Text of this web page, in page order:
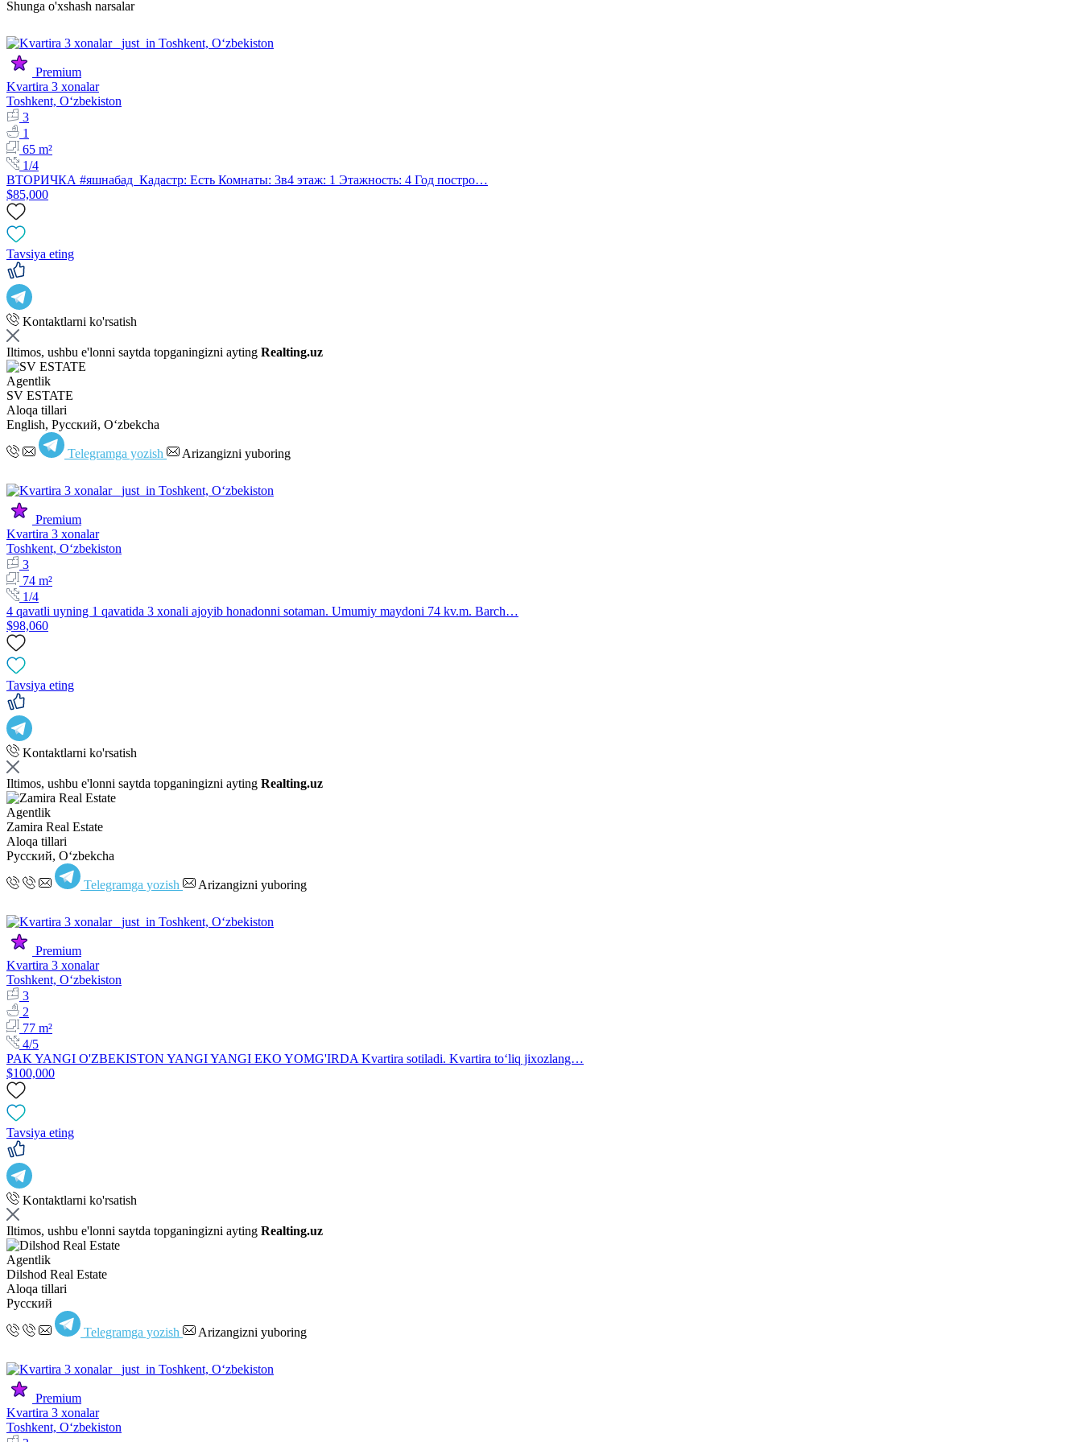
Shunga o'xshash narsalar
Premium
Kvartira 3 xonalar
Toshkent, Oʻzbekiston
3
1
65 m²
1/4
ВТОРИЧКА #яшнабад Кадастр: Есть Комнаты: 3в4 этаж: 1 Этажность: 4 Год постро…
$85,000
Tavsiya eting
Kontaktlarni ko'rsatish
Iltimos, ushbu e'lonni saytda topganingizni ayting Realting.uz
Agentlik
SV ESTATE
Aloqa tillari
English, Русский, Oʻzbekcha
Telegramga yozish Arizangizni yuboring
Premium
Kvartira 3 xonalar
Toshkent, Oʻzbekiston
3
74 m²
1/4
4 qavatli uyning 1 qavatida 3 xonali ajoyib honadonni sotaman. Umumiy maydoni 74 kv.m. Barch…
$98,060
Tavsiya eting
Kontaktlarni ko'rsatish
Iltimos, ushbu e'lonni saytda topganingizni ayting Realting.uz
Agentlik
Zamira Real Estate
Aloqa tillari
Русский, Oʻzbekcha
Telegramga yozish Arizangizni yuboring
Premium
Kvartira 3 xonalar
Toshkent, Oʻzbekiston
3
2
77 m²
4/5
PAK YANGI O'ZBEKISTON YANGI YANGI EKO YOMG'IRDA Kvartira sotiladi. Kvartira to‘liq jixozlang…
$100,000
Tavsiya eting
Kontaktlarni ko'rsatish
Iltimos, ushbu e'lonni saytda topganingizni ayting Realting.uz
Agentlik
Dilshod Real Estate
Aloqa tillari
Русский
Telegramga yozish Arizangizni yuboring
Premium
Kvartira 3 xonalar
Toshkent, Oʻzbekiston